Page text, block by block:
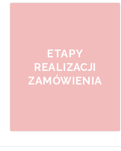
ETAPY
REALIZACJI
ZAMÓWIENIA